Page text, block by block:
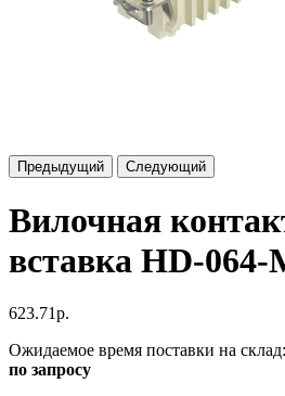
Предыдущий Следующий
Вилочная
вставка HD-064-
623.71р.
Ожидаемое время поставки на склад:
по запросу